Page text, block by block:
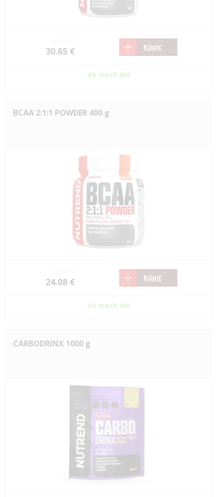
30.65 € Kúpiť
do troch dní
BCAA 2:1:1 POWDER 400 g
24.08 € Kúpiť
do troch dní
CARBODRINX 1000 g